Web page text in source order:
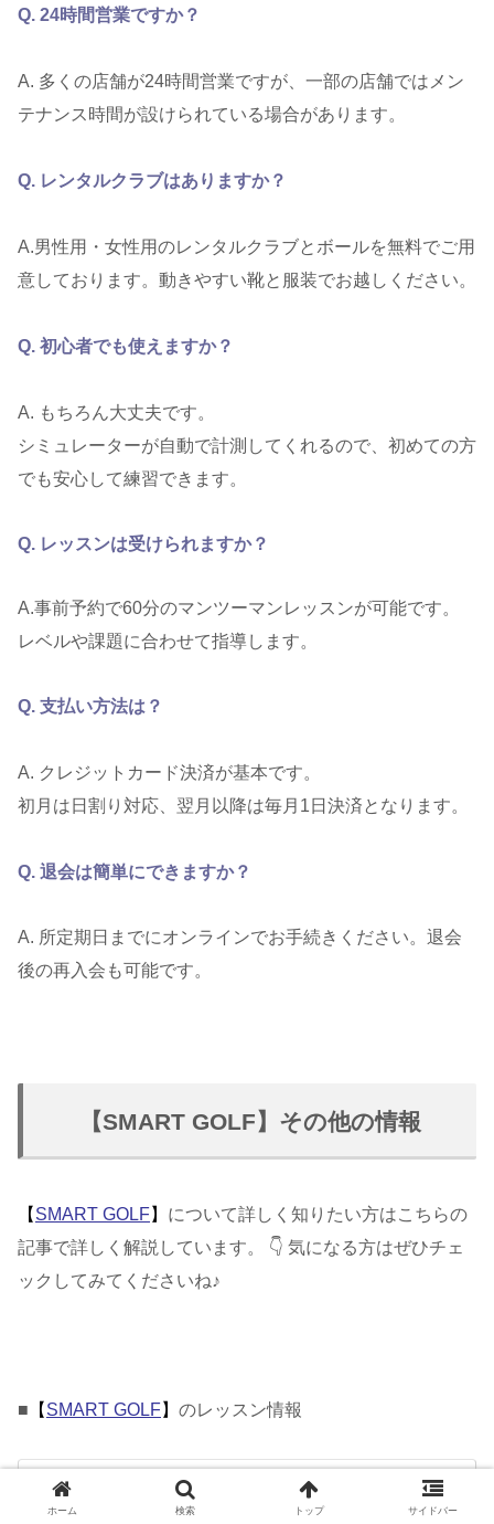
Q. 24時間営業ですか？
A. 多くの店舗が24時間営業ですが、一部の店舗ではメン
テナンス時間が設けられている場合があります。
Q. レンタルクラブはありますか？
A.男性用・女性用のレンタルクラブとボールを無料でご用
意しております。動きやすい靴と服装でお越しください。
Q. 初心者でも使えますか？
A. もちろん大丈夫です。
シミュレーターが自動で計測してくれるので、初めての方
でも安心して練習できます。
Q. レッスンは受けられますか？
A.事前予約で60分のマンツーマンレッスンが可能です。
レベルや課題に合わせて指導します。
Q. 支払い方法は？
A. クレジットカード決済が基本です。
初月は日割り対応、翌月以降は毎月1日決済となります。
Q. 退会は簡単にできますか？
A. 所定期日までにオンラインでお手続きください。退会
後の再入会も可能です。
【SMART GOLF】その他の情報
【 SMART GOLF】 について詳しく知りたい方はこちらの
記事で詳しく解説しています。 👇 気になる方はぜひチェ
ックしてみてくださいね♪
■ 【 SMART GOLF】 のレッスン情報
インドアゴルフ【SMART GOLF】の悪い口コミ
～良い評判まで解説！
ゴルフレッスンを受けたいと考えているけれど、どこの練
ホーム 検索 トップ サイドバー